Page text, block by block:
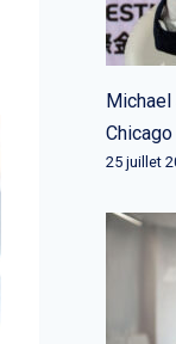
25 juillet